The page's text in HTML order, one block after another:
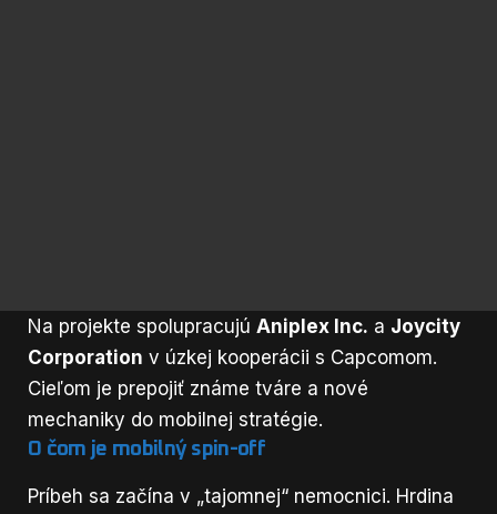
Na projekte spolupracujú Aniplex Inc. a Joycity
Corporation v úzkej kooperácii s Capcomom.
Cieľom je prepojiť známe tváre a nové
mechaniky do mobilnej stratégie.
O čom je mobilný spin-off
Príbeh sa začína v „tajomnej“ nemocnici. Hrdina